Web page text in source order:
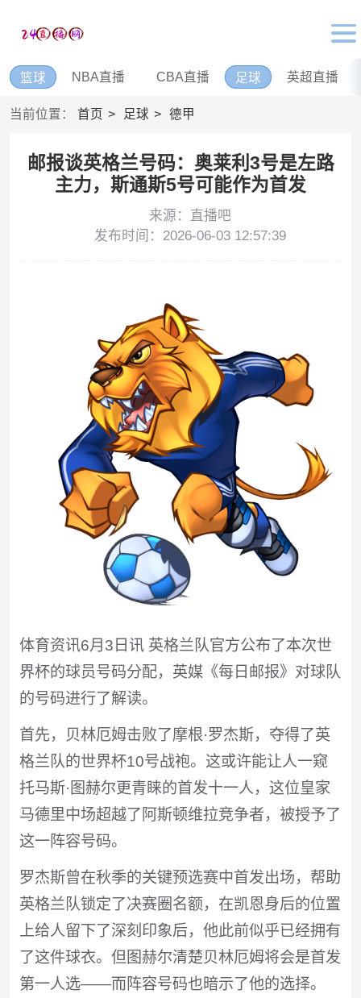
篮球 NBA直播 CBA直播 足球 英超直播
当前位置： 首页 足球 德甲
邮报谈英格兰号码：奥莱利3号是左路
主力，斯通斯5号可能作为首发
来源：直播吧
发布时间：2026-06-03 12:57:39
体育资讯6月3日讯 英格兰队官方公布了本次世
界杯的球员号码分配，英媒《每日邮报》对球队
的号码进行了解读。
首先，贝林厄姆击败了摩根·罗杰斯，夺得了英
格兰队的世界杯10号战袍。这或许能让人一窥
托马斯·图赫尔更青睐的首发十一人，这位皇家
马德里中场超越了阿斯顿维拉竞争者，被授予了
这一阵容号码。
罗杰斯曾在秋季的关键预选赛中首发出场，帮助
英格兰队锁定了决赛圈名额，在凯恩身后的位置
上给人留下了深刻印象后，他此前似乎已经拥有
了这件球衣。但图赫尔清楚贝林厄姆将会是首发
第一人选——而阵容号码也暗示了他的选择。